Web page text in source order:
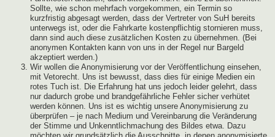
Sollte, wie schon mehrfach vorgekommen, ein Termin so
kurzfristig abgesagt werden, dass der Vertreter von SuH bereits
unterwegs ist, oder die Fahrkarte kostenpflichtig stornieren muss,
dann sind auch diese zusätzlichen Kosten zu übernehmen. (Bei
anonymen Kontakten kann von uns in der Regel nur Bargeld
akzeptiert werden.)
Wir wollen die Anonymisierung vor der Veröffentlichung einsehen,
mit Vetorecht. Uns ist bewusst, dass dies für einige Medien ein
rotes Tuch ist. Die Erfahrung hat uns jedoch leider gelehrt, dass
nur dadurch grobe und brandgefährliche Fehler sicher verhütet
werden können. Uns ist es wichtig unsere Anonymisierung zu
überprüfen – je nach Medium und Vereinbarung die Veränderung
der Stimme und Unkenntlichmachung des Bildes etwa. Dazu